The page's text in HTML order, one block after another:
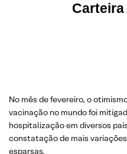
No mês de fevereiro, o
vacinação no mundo foi
hospitalização em diversos
constatação de mais
esparsas.